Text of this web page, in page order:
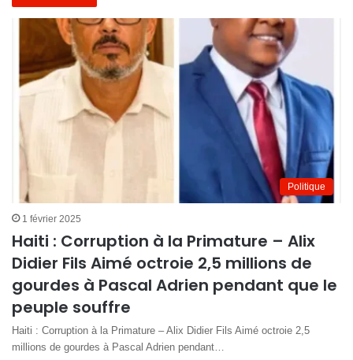
Politique
1 février 2025
Haiti : Corruption à la Primature – Alix
Didier Fils Aimé octroie 2,5 millions de
gourdes à Pascal Adrien pendant que le
peuple souffre
Haiti : Corruption à la Primature – Alix Didier Fils Aimé octroie 2,5
millions de gourdes à Pascal Adrien pendant…